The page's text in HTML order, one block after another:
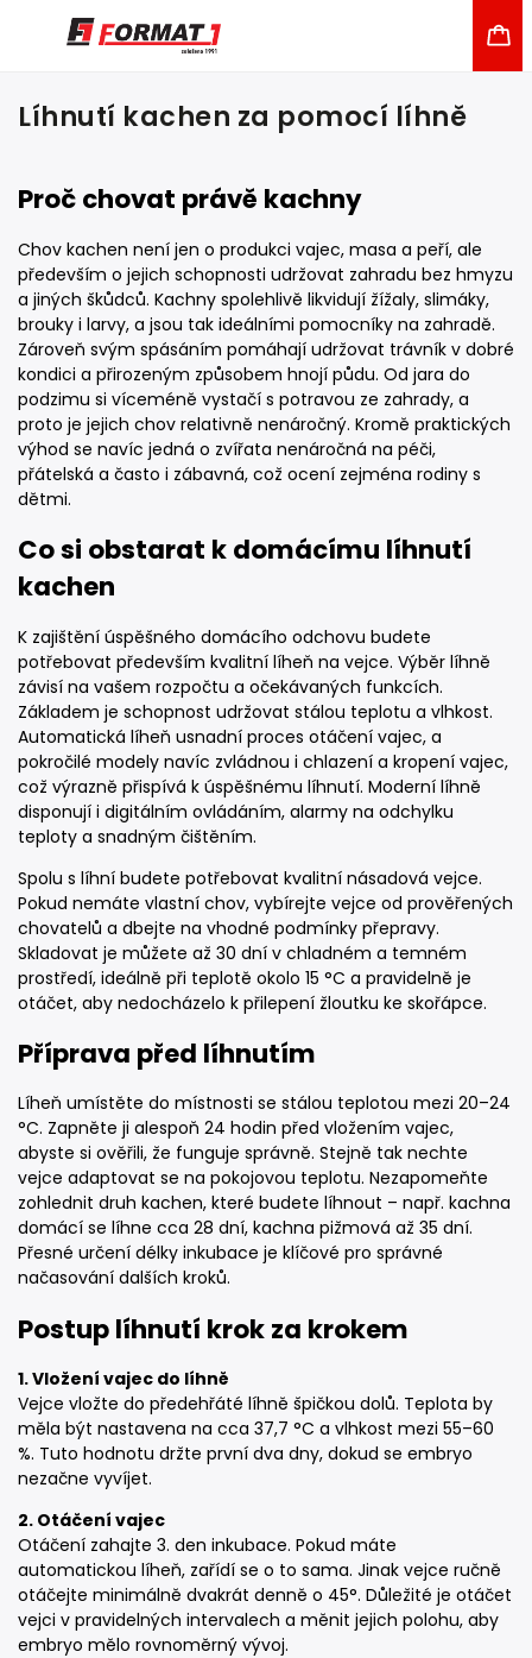
Líhnutí kachen za pomocí líhně
Proč chovat právě kachny
Chov kachen není jen o produkci vajec, masa a peří, ale
především o jejich schopnosti udržovat zahradu bez hmyzu
a jiných škůdců. Kachny spolehlivě likvidují žížaly, slimáky,
brouky i larvy, a jsou tak ideálními pomocníky na zahradě.
Zároveň svým spásáním pomáhají udržovat trávník v dobré
kondici a přirozeným způsobem hnojí půdu. Od jara do
podzimu si víceméně vystačí s potravou ze zahrady, a
proto je jejich chov relativně nenáročný. Kromě praktických
výhod se navíc jedná o zvířata nenáročná na péči,
přátelská a často i zábavná, což ocení zejména rodiny s
dětmi.
Co si obstarat k domácímu líhnutí
kachen
K zajištění úspěšného domácího odchovu budete
potřebovat především kvalitní líheň na vejce. Výběr líhně
závisí na vašem rozpočtu a očekávaných funkcích.
Základem je schopnost udržovat stálou teplotu a vlhkost.
Automatická líheň usnadní proces otáčení vajec, a
pokročilé modely navíc zvládnou i chlazení a kropení vajec,
což výrazně přispívá k úspěšnému líhnutí. Moderní líhně
disponují i digitálním ovládáním, alarmy na odchylku
teploty a snadným čištěním.
Spolu s líhní budete potřebovat kvalitní násadová vejce.
Pokud nemáte vlastní chov, vybírejte vejce od prověřených
chovatelů a dbejte na vhodné podmínky přepravy.
Skladovat je můžete až 30 dní v chladném a temném
prostředí, ideálně při teplotě okolo 15 °C a pravidelně je
otáčet, aby nedocházelo k přilepení žloutku ke skořápce.
Příprava před líhnutím
Líheň umístěte do místnosti se stálou teplotou mezi 20–24
°C. Zapněte ji alespoň 24 hodin před vložením vajec,
abyste si ověřili, že funguje správně. Stejně tak nechte
vejce adaptovat se na pokojovou teplotu. Nezapomeňte
zohlednit druh kachen, které budete líhnout – např. kachna
domácí se líhne cca 28 dní, kachna pižmová až 35 dní.
Přesné určení délky inkubace je klíčové pro správné
načasování dalších kroků.
Postup líhnutí krok za krokem
1. Vložení vajec do líhně
Vejce vložte do předehřáté líhně špičkou dolů. Teplota by
měla být nastavena na cca 37,7 °C a vlhkost mezi 55–60
%. Tuto hodnotu držte první dva dny, dokud se embryo
nezačne vyvíjet.
2. Otáčení vajec
Otáčení zahajte 3. den inkubace. Pokud máte
automatickou líheň, zařídí se o to sama. Jinak vejce ručně
otáčejte minimálně dvakrát denně o 45°. Důležité je otáčet
vejci v pravidelných intervalech a měnit jejich polohu, aby
embryo mělo rovnoměrný vývoj.